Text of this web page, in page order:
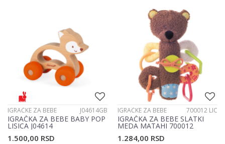
IGRAČKE ZA BEBE J04614GB
IGRAČKA ZA BEBE BABY POP
LISICA J04614
1.500,00 RSD
IGRAČKE ZA BEBE 700012 LIC
IGRAČKA ZA BEBE SLATKI
MEDA MATAHI 700012
1.284,00 RSD